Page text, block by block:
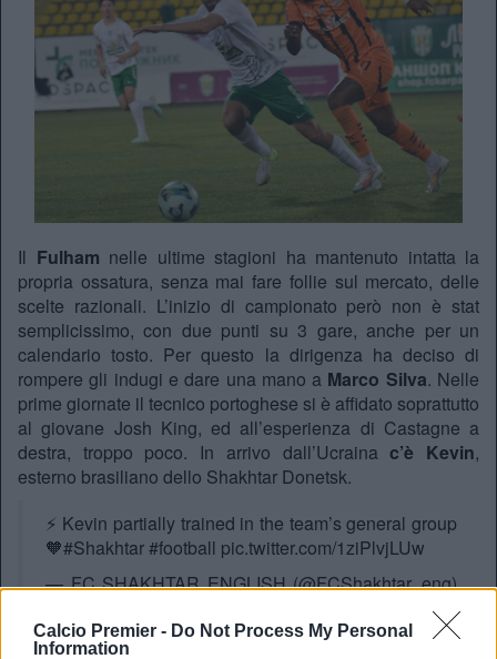
Calcio Premier - Do Not Process My Personal
Information
Il Fulham nelle ultime stagioni ha mantenuto intatta la
propria ossatura, senza mai fare follie sul mercato, delle
scelte razionali. L’inizio di campionato però non è stat
semplicissimo, con due punti su 3 gare, anche per un
calendario tosto. Per questo la dirigenza ha deciso di
rompere gli indugi e dare una mano a Marco Silva. Nelle
prime giornate il tecnico portoghese si è affidato soprattutto
al giovane Josh King, ed all’esperienza di Castagne a
destra, troppo poco. In arrivo dall’Ucrainac’è Kevin,
esterno brasiliano dello Shakhtar Donetsk.
⚡️ Kevin partially trained in the team’s general group
🧡#Shakhtar#football pic.twitter.com/1ziPlvjLUw
— FC SHAKHTAR ENGLISH (@FCShakhtar_eng)